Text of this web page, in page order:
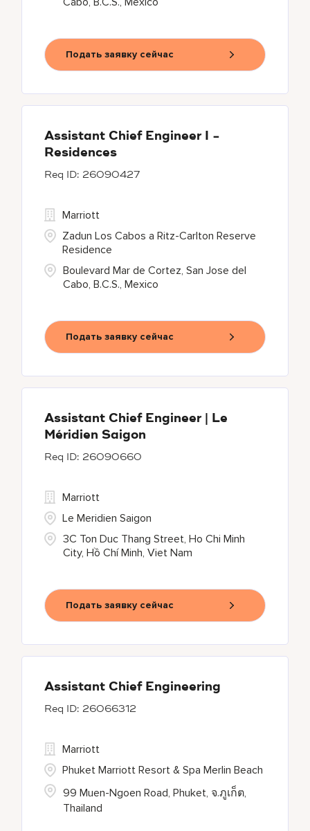
Подать заявку сейчас
Assistant Chief Engineer I -
Residences
26090427
Boulevard Mar de Cortez, San Jose del
Cabo, B.C.S., Mexico
Marriott
Zadun Los Cabos a Ritz-Carlton Reserve
Residence
Подать заявку сейчас
Assistant Chief Engineer | Le
Méridien Saigon
26090660
3C Ton Duc Thang Street, Ho Chi Minh
City, Hồ Chí Minh, Viet Nam
Marriott
Le Meridien Saigon
Подать заявку сейчас
Assistant Chief Engineering
26066312
99 Muen-Ngoen Road, Phuket, จ.ภูเก็ต,
Thailand
Marriott
Phuket Marriott Resort & Spa Merlin Beach